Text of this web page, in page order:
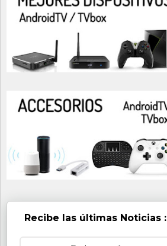
Recibe las últimas Noticias :